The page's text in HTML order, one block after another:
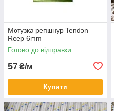
Мотузка репшнур Tendon
Reep 6mm
Готово до відправки
57 ₴/м
Купити